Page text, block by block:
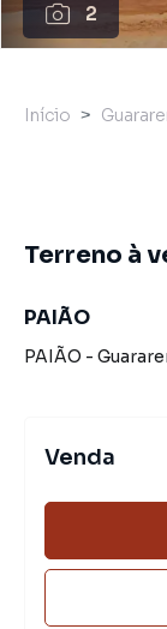
2
Início
Terreno à
PAIÃO
PAIÃO -
Venda